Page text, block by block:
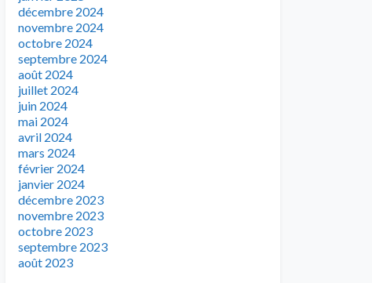
décembre 2024
novembre 2024
octobre 2024
septembre 2024
août 2024
juillet 2024
juin 2024
mai 2024
avril 2024
mars 2024
février 2024
janvier 2024
décembre 2023
novembre 2023
octobre 2023
septembre 2023
août 2023